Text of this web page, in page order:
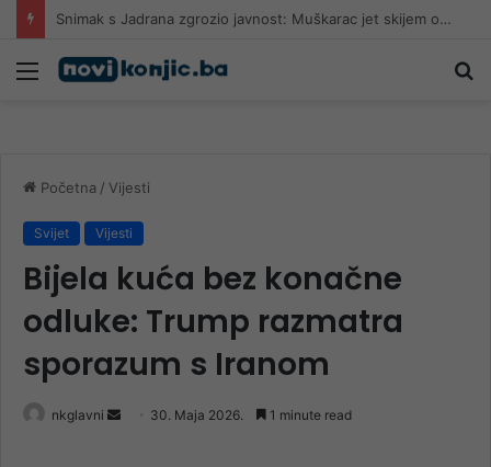
U Hrvatskoj uhvaćen 73-godišnji piroman koji je u jednom danu izazvao 5 požara
Meni
Početna / Vijesti
Svijet Vijesti
Bijela kuća bez konačne
odluke: Trump razmatra
sporazum s Iranom
nkglavni
Send 30. Maja 2026. 1 minute read